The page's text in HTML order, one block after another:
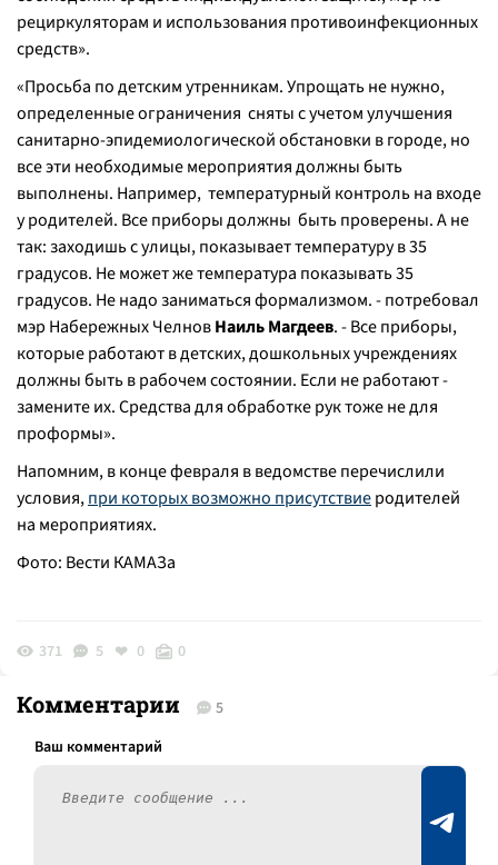
рециркуляторам и использования противоинфекционных
средств».
«Просьба по детским утренникам. Упрощать не нужно,
определенные ограничения сняты с учетом улучшения
санитарно-эпидемиологической обстановки в городе, но
все эти необходимые мероприятия должны быть
выполнены. Например, температурный контроль на входе
у родителей. Все приборы должны быть проверены. А не
так: заходишь с улицы, показывает температуру в 35
градусов. Не может же температура показывать 35
градусов. Не надо заниматься формализмом.- потребовал
мэр Набережных ЧелновНаиль Магдеев. -Все приборы,
которые работают в детских, дошкольных учреждениях
должны быть в рабочем состоянии. Если не работают -
замените их. Средства для обработке рук тоже не для
проформы».
Напомним, в конце февраля в ведомстве перечислили
условия,при которых возможно присутствиеродителей
на мероприятиях.
Фото: Вести КАМАЗа
371 5 0 0
Комментарии 5